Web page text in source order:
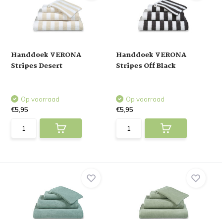
Handdoek VERONA
Stripes Desert
Op voorraad
€5,95
Handdoek VERONA
Stripes Off Black
Op voorraad
€5,95